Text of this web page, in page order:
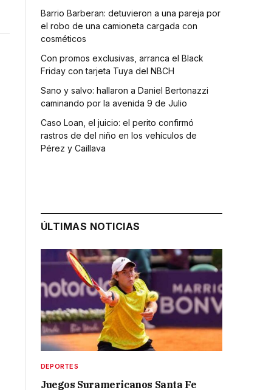
Barrio Barberan: detuvieron a una pareja por
el robo de una camioneta cargada con
cosméticos
Con promos exclusivas, arranca el Black
Friday con tarjeta Tuya del NBCH
Sano y salvo: hallaron a Daniel Bertonazzi
caminando por la avenida 9 de Julio
Caso Loan, el juicio: el perito confirmó
rastros de del niño en los vehículos de
Pérez y Caillava
ÚLTIMAS NOTICIAS
DEPORTES
Juegos Suramericanos Santa Fe